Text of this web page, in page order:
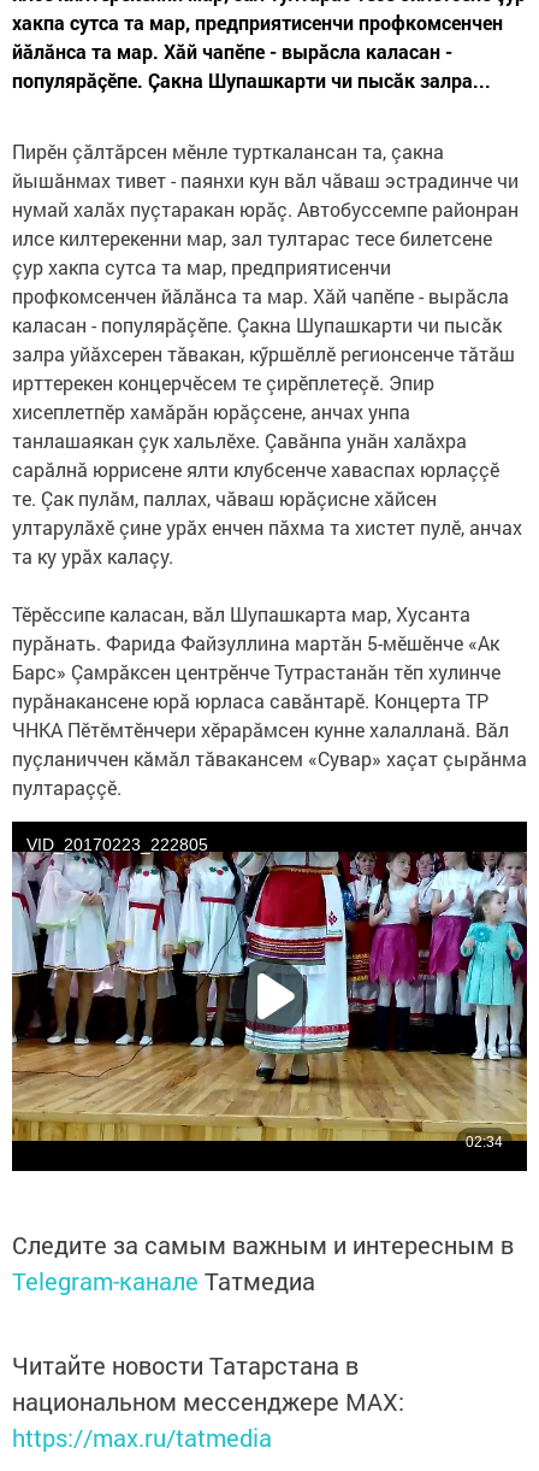
хакпа сутса та мар, предприятисенчи профкомсенчен
йăлăнса та мар. Хăй чапӗпе - вырăсла каласан -
популярăçӗпе. Çакна Шупашкарти чи пысăк залра...
Пирӗн çăлтăрсен мӗнле турткалансан та, çакна
йышăнмах тивет - паянхи кун вăл чăваш эстрадинче чи
нумай халăх пуçтаракан юрăç. Автобуссемпе районран
илсе килтерекенни мар, зал тултарас тесе билетсене
çур хакпа сутса та мар, предприятисенчи
профкомсенчен йăлăнса та мар. Хăй чапӗпе - вырăсла
каласан - популярăçӗпе. Çакна Шупашкарти чи пысăк
залра уйăхсерен тăвакан, кӳршӗллӗ регионсенче тăтăш
ирттерекен концерчӗсем те çирӗплетеçӗ. Эпир
хисеплетпӗр хамăрăн юрăçсене, анчах унпа
танлашаякан çук хальлӗхе. Çавăнпа унăн халăхра
сарăлнă юррисене ялти клубсенче хаваспах юрлаççӗ
те. Çак пулăм, паллах, чăваш юрăçисне хăйсен
ултарулăхӗ çине урăх енчен пăхма та хистет пулӗ, анчах
та ку урăх калаçу.
Тӗрӗссипе каласан, вăл Шупашкарта мар, Хусанта
пурăнать. Фарида Файзуллина мартăн 5-мӗшӗнче «Ак
Барс» Çамрăксен центрӗнче Тутрастанăн тӗп хулинче
пурăнакансене юрă юрласа савăнтарӗ. Концерта ТР
ЧНКА Пӗтӗмтӗнчери хӗрарăмсен кунне халалланă. Вăл
пуçланиччен кăмăл тăвакансем «Сувар» хаçат çырăнма
пултараççӗ.
Следите за самым важным и интересным в
Telegram-канале Татмедиа
Читайте новости Татарстана в
национальном мессенджере MАХ:
https://max.ru/tatmedia